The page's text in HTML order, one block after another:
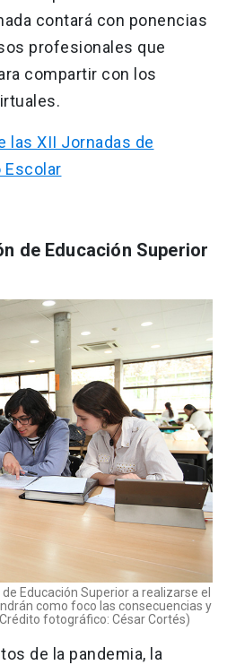
contará con ponencias
profesionales que
compartir con los
las XII Jornadas de
Escolar
de Educación Superior
Educación Superior a realizarse el
como foco las consecuencias y
fotográfico: César Cortés)
de la pandemia, la